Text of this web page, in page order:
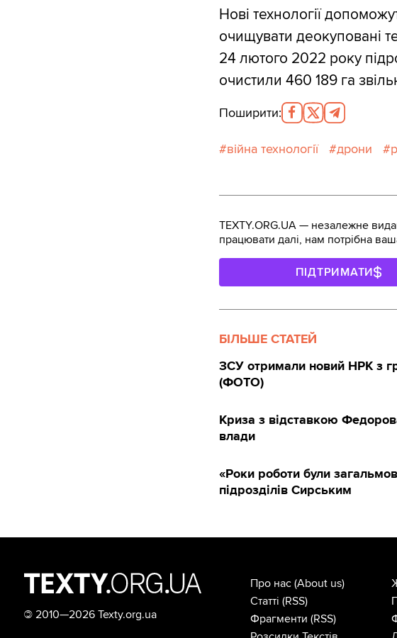
Нові технології
очищувати деокуповані
24 лютого 2022 року
очистили 460 189 га
Поширити:
війна технології дрони
TEXTY.ORG.UA — незалежне
працювати далі, нам потрібна
ПІДТРИМАТИ
БІЛЬШЕ СТАТЕЙ
ЗСУ отримали новий НРК з
(ФОТО)
Криза з відставкою
влади
«Роки роботи були
підрозділів Сирським
© 2010—2026 Texty.org.ua
Про нас (About us)
Статті (RSS)
Фрагменти (RSS)